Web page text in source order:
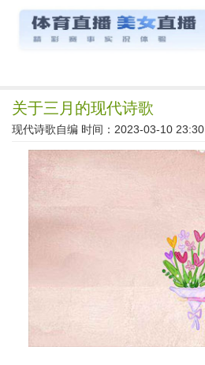
读文斋
关于三月的现代诗歌
现代诗歌自编 时间：2023-03-10 23:30